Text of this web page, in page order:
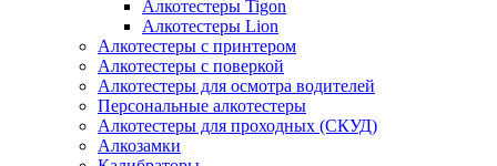
Алкотестеры Tigon
Алкотестеры Lion
Алкотестеры с принтером
Алкотестеры с поверкой
Алкотестеры для осмотра водителей
Персональные алкотестеры
Алкотестеры для проходных (СКУД)
Алкозамки